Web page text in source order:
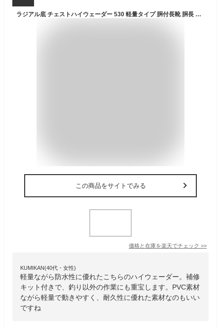
ラジアル底 チェストハイウェーダー 530 軽量タイプ 胴付長靴 胴長 長靴 ウェダー 土木 災害 清掃胴付き長靴 釣り用長靴 水中作業 作業服 ラジアルソール農作業 田植 潮干狩り 洗車 OU
この商品をサイトでみる
価格と在庫を楽天でチェック >>
KUMIKAN(40代・女性)
軽量ながら防水性に優れたこちらのハイウェーダー。補修
キット付きで、釣り以外の作業にも重宝します。PVC素材
ながら軽量で動きやすく、耐久性に優れた素材なのもいい
ですね